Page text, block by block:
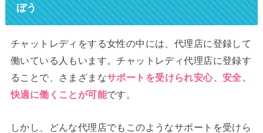
ぼう
チャットレディをする女性の中には、代理店に登録して
働いている人もいます。チャットレディ代理店に登録す
ることで、さまざまなサポートを受けられ安心、安全、
快適に働くことが可能です。
しかし、どんな代理店でもこのようなサポートを受けら